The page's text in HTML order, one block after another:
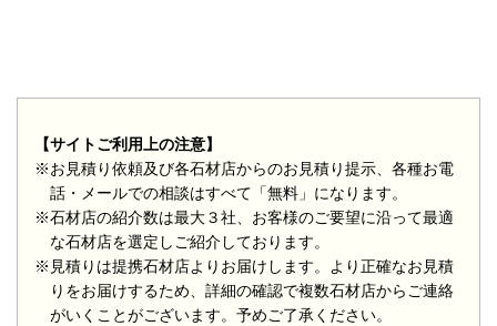
【サイトご利用上の注意】
※お見積り依頼及び各石材店からのお見積り提示、各種お電
話・メールでの相談はすべて「無料」になります。
※石材店の紹介数は最大３社、お客様のご要望に沿って最適
な石材店を選定しご紹介しております。
※見積りは提携石材店よりお届けします。より正確なお見積
りをお届けするため、詳細の確認で複数石材店からご連絡
がいくことがございます。予めご了承ください。